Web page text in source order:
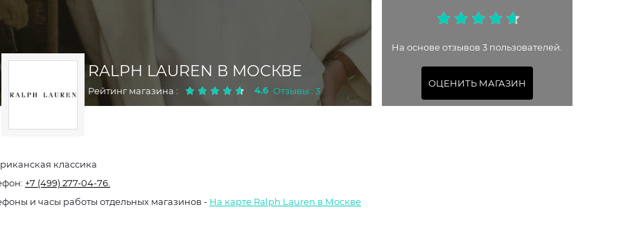
RALPH LAUREN В МОСКВЕ
Рейтинг магазина : 4.6 Отзывы : 3
На основе отзывов 3 пользователей.
ОЦЕНИТЬ МАГАЗИН
классика
+7 (499) 277-04-76.
и часы работы отдельных магазинов - На карте Ralph Lauren в Москве